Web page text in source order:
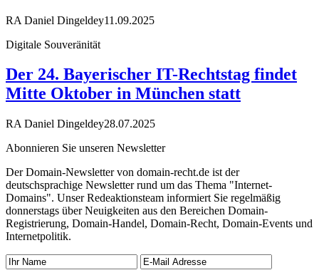
RA Daniel Dingeldey11.09.2025
Digitale Souveränität
Der 24. Bayerischer IT-Rechtstag findet
Mitte Oktober in München statt
RA Daniel Dingeldey28.07.2025
Abonnieren Sie unseren Newsletter
Der Domain-Newsletter von domain-recht.de ist der
deutschsprachige Newsletter rund um das Thema "Internet-
Domains". Unser Redeaktionsteam informiert Sie regelmäßig
donnerstags über Neuigkeiten aus den Bereichen Domain-
Registrierung, Domain-Handel, Domain-Recht, Domain-Events und
Internetpolitik.